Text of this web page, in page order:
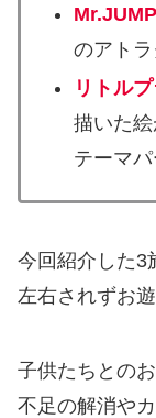
Mr.JUMP
のアトラ
リトル
描いた
テーマパ
今回紹介した3
左右されずお
子供たちとの
不足の解消や